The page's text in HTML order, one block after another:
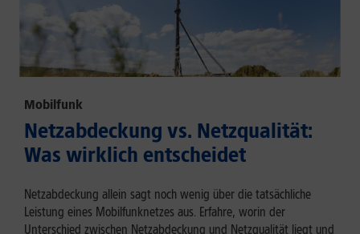
Mobilfunk
Netzabdeckung vs. Netzqualität:
Was wirklich entscheidet
Netzabdeckung allein sagt noch wenig über die tatsächliche
Leistung eines Mobilfunknetzes aus. Erfahre, worin der
Unterschied zwischen Netzabdeckung und Netzqualität liegt und